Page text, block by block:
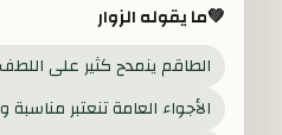
💚ما يقوله الزوار
الطاقم ينمدح كثير على
الأجواء العامة تنعتبر